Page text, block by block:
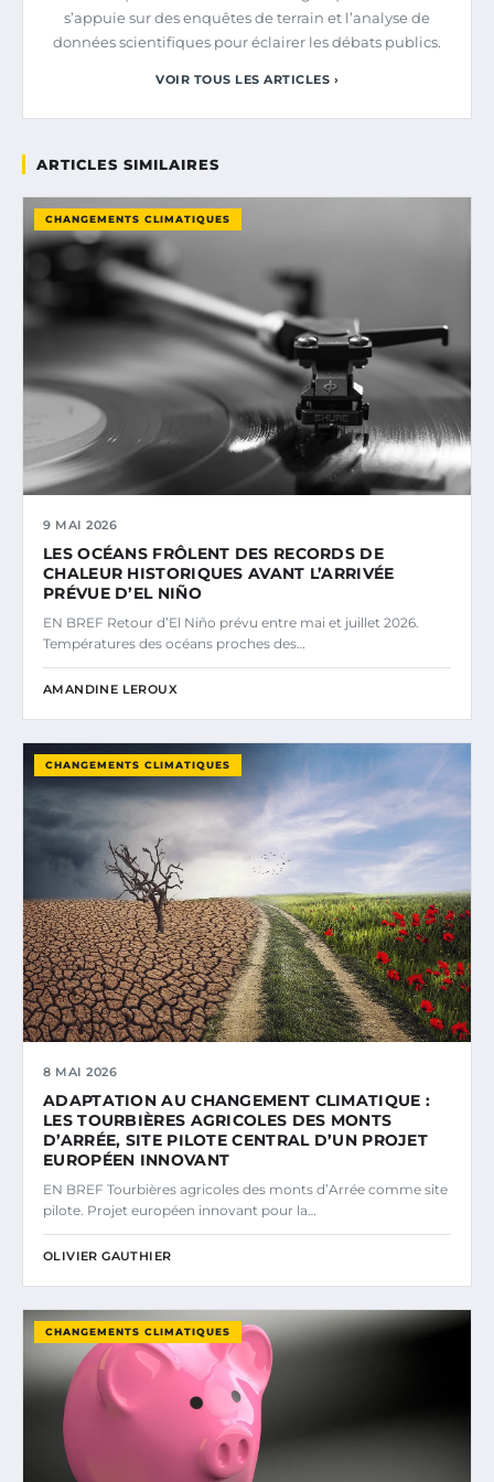
s’appuie sur des enquêtes de terrain et l’analyse de
données scientifiques pour éclairer les débats publics.
VOIR TOUS LES ARTICLES ›
ARTICLES SIMILAIRES
CHANGEMENTS CLIMATIQUES
9 MAI 2026
LES OCÉANS FRÔLENT DES RECORDS DE
CHALEUR HISTORIQUES AVANT L’ARRIVÉE
PRÉVUE D’EL NIÑO
EN BREF Retour d’El Niño prévu entre mai et juillet 2026.
Températures des océans proches des…
AMANDINE LEROUX
CHANGEMENTS CLIMATIQUES
8 MAI 2026
ADAPTATION AU CHANGEMENT CLIMATIQUE :
LES TOURBIÈRES AGRICOLES DES MONTS
D’ARRÉE, SITE PILOTE CENTRAL D’UN PROJET
EUROPÉEN INNOVANT
EN BREF Tourbières agricoles des monts d’Arrée comme site
pilote. Projet européen innovant pour la…
OLIVIER GAUTHIER
CHANGEMENTS CLIMATIQUES